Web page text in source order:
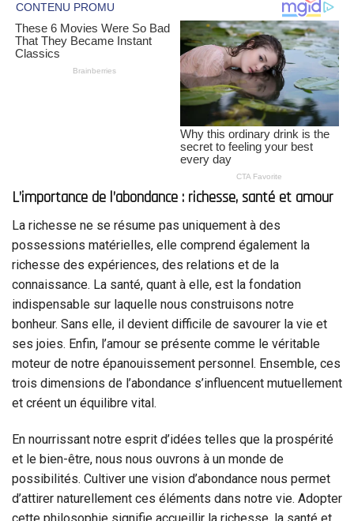
L’importance de l’abondance : richesse, santé et amour
La richesse ne se résume pas uniquement à des
possessions matérielles, elle comprend également la
richesse des expériences, des relations et de la
connaissance. La santé, quant à elle, est la fondation
indispensable sur laquelle nous construisons notre
bonheur. Sans elle, il devient difficile de savourer la vie et
ses joies. Enfin, l’amour se présente comme le véritable
moteur de notre épanouissement personnel. Ensemble, ces
trois dimensions de l’abondance s’influencent mutuellement
et créent un équilibre vital.
En nourrissant notre esprit d’idées telles que la prospérité
et le bien-être, nous nous ouvrons à un monde de
possibilités. Cultiver une vision d’abondance nous permet
d’attirer naturellement ces éléments dans notre vie. Adopter
cette philosophie signifie accueillir la richesse, la santé et